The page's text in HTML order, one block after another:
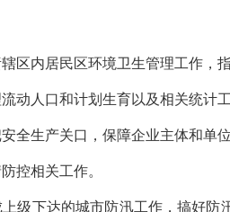
内居民区环境卫生管理工作，指
人口和计划生育以及相关统计工
生产关口，保障企业主体和单位
相关工作。
下达的城市防汛工作，搞好防